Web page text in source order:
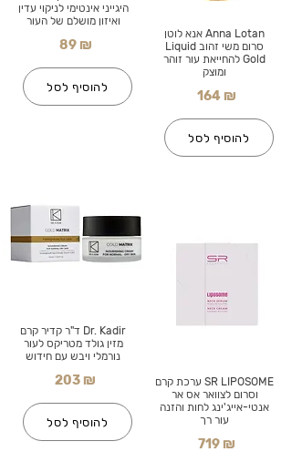
היגייני אינטימי לניקוי עדין
ואיזון מושלם של העור
89 ₪
להוסיף לסל
Dr. Kadir ד"ר קדיר קרם
מזין גולד מטריקס לעור
נורמלי ויבש עם חידוש
203 ₪
להוסיף לסל
Anna Lotan אנא לוטן
סרום משי זהוב Liquid
Gold להחייאת עור זוהר
ומוצק
164 ₪
להוסיף לסל
SR LIPOSOME ערכת קרם
וסרום לצוואר אס אר
אנטי-אייג'ינג לחות והזנה
עור רך
719 ₪